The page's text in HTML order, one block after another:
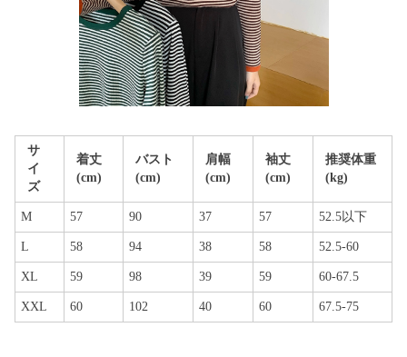
サ
イ
ズ
着丈
(cm)
バスト
(cm)
肩幅
(cm)
袖丈
(cm)
推奨体重
(kg)
M 57 90 37 57 52.5以下
L 58 94 38 58 52.5-60
XL 59 98 39 59 60-67.5
XXL 60 102 40 60 67.5-75